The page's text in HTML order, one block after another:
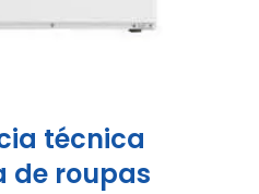
técnica
de roupas